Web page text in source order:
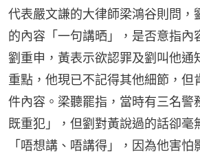
代表嚴文謙的大律師梁鴻谷則問，
的內容「一句講晒」，是否意指內
劉重申，黃表示欲認罪及劉叫他通
重點，他現已不記得其他細節，但
件內容。梁聽罷指，當時有三名警
既重犯」，但劉對黃說過的話卻毫
「唔想講、唔講得」，因為他害